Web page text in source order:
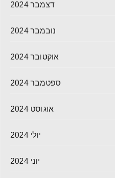
דצמבר 2024
נובמבר 2024
אוקטובר 2024
ספטמבר 2024
אוגוסט 2024
יולי 2024
יוני 2024